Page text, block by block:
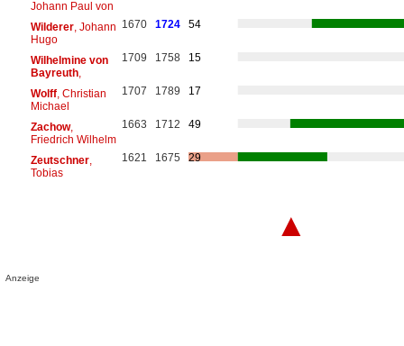
Johann Paul von
Wilderer, Johann
Hugo
1670 1724 54
Wilhelmine von
Bayreuth,
1709 1758 15
Wolff, Christian
Michael
1707 1789 17
Zachow,
Friedrich Wilhelm
1663 1712 49
Zeutschner,
Tobias
1621 1675 29
▲
Anzeige